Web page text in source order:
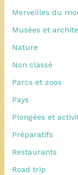
Merveilles du
Musées et
Nature
Non classé
Parcs et zoos
Pays
Plongées et
Préparatifs
Restaurants
Road trip